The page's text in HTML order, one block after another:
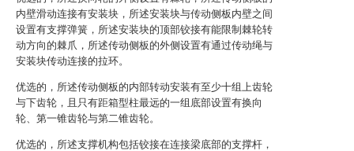
内壁滑动连接有安装块，所述安装块与传动侧板内壁之间
设置有支撑弹簧，所述安装块的顶部铰接有能限制棘轮转
动方向的棘爪，所述传动侧板的外侧设置有通过传动绳与
安装块传动连接的拉环。
优选的，所述传动侧板的内部转动安装有至少十组上齿轮
与下齿轮，且只有距箱型柱最远的一组底部设置有换向
轮、第一锥齿轮与第二锥齿轮。
优选的，所述支撑机构包括铰接在连接梁底部的支撑杆，